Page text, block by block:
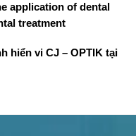
application of dental
treatment
hiển vi CJ – OPTIK tại